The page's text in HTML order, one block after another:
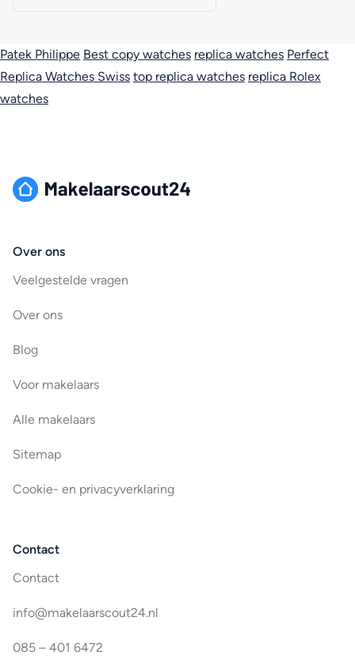
Patek Philippe Best copy watches replica watches Perfect
Replica Watches Swiss top replica watches replica Rolex
watches
Over ons
Veelgestelde vragen
Over ons
Blog
Voor makelaars
Alle makelaars
Sitemap
Cookie- en privacyverklaring
Contact
Contact
info@makelaarscout24.nl
085 – 401 6472